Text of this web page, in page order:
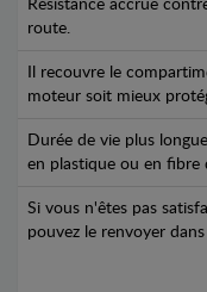
Résistance accrue
route.
Il recouvre le
moteur soit mieux
Durée de vie plus
en plastique ou en fibre
Si vous n'êtes pas
pouvez le renvoyer